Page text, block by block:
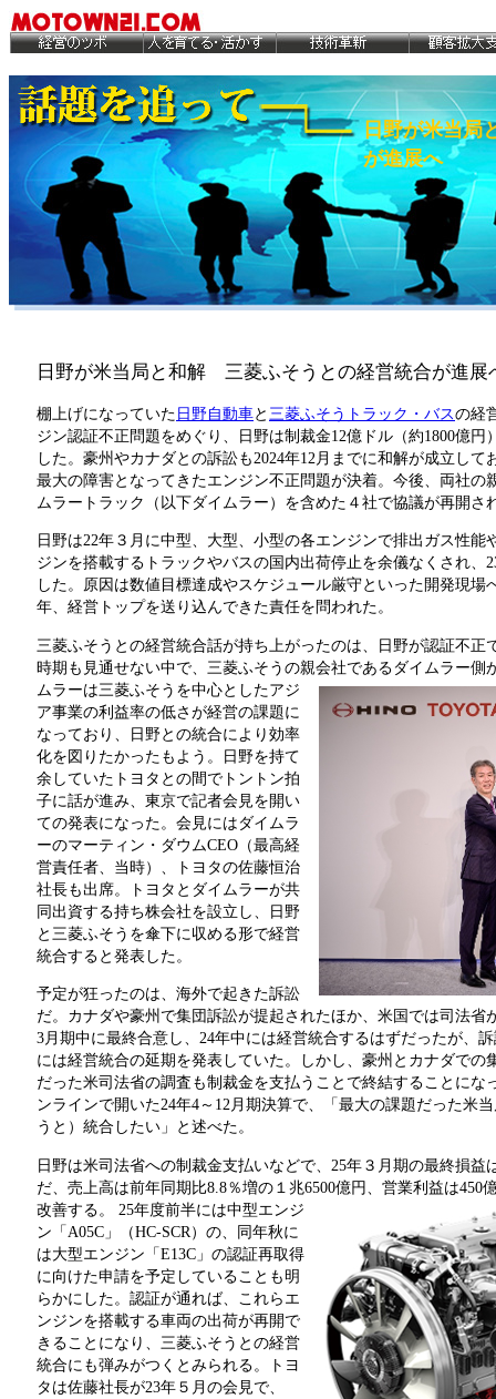
日野が米当
が進展へ
日野が米当局と和解 三菱ふそうとの経営統合が進展
棚上げになっていた日野自動車と 三菱ふそうトラック・バスの経
ジン認証不正問題をめぐり、日野は制裁金12億ドル（約1800億
した。豪州やカナダとの訴訟も2024年12月までに和解が成立し
最大の障害となってきたエンジン不正問題が決着。今後、両社の
ムラートラック（以下ダイムラー）を含めた４社で協議が再開さ
日野は22年３月に中型、大型、小型の各エンジンで排出ガス性
ジンを搭載するトラックやバスの国内出荷停止を余儀なくされ、
した。原因は数値目標達成やスケジュール厳守といった開発現
年、経営トップを送り込んできた責任を問われた。
三菱ふそうとの経営統合話が持ち上がったのは、日野が認証不正
時期も見通せない中で、三菱ふそうの親会社であるダイムラー
ムラーは三菱ふそうを中心としたアジ
ア事業の利益率の低さが経営の課題に
なっており、日野との統合により効率
化を図りたかったもよう。日野を持て
余していたトヨタとの間でトントン拍
子に話が進み、東京で記者会見を開い
ての発表になった。会見にはダイムラ
ーのマーティン・ダウムCEO（最高経
営責任者、当時）、トヨタの佐藤恒治
社長も出席。トヨタとダイムラーが共
同出資する持ち株会社を設立し、日野
と三菱ふそうを傘下に収める形で経営
統合すると発表した。
予定が狂ったのは、海外で起きた訴訟
だ。カナダや豪州で集団訴訟が提起されたほか、米国では司法省
3月期中に最終合意し、24年中には経営統合するはずだったが、
には経営統合の延期を発表していた。しかし、豪州とカナダでの
だった米司法省の調査も制裁金を支払うことで終結することにな
ンラインで開いた24年4～12月期決算で、「最大の課題だった米
うと）統合したい」と述べた。
日野は米司法省への制裁金支払いなどで、25年３月期の最終損益
だ、売上高は前年同期比8.8％増の１兆6500億円、営業利益は450
改善する。 25年度前半には中型エンジ
ン「A05C」（HC-SCR）の、同年秋に
は大型エンジン「E13C」の認証再取得
に向けた申請を予定していることも明
らかにした。認証が通れば、これらエ
ンジンを搭載する車両の出荷が再開で
きることになり、三菱ふそうとの経営
統合にも弾みがつくとみられる。トヨ
タは佐藤社長が23年５月の会見で、